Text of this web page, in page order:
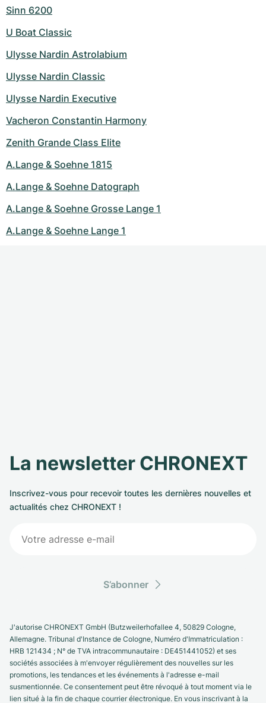
Sinn 6200
U Boat Classic
Ulysse Nardin Astrolabium
Ulysse Nardin Classic
Ulysse Nardin Executive
Vacheron Constantin Harmony
Zenith Grande Class Elite
A.Lange & Soehne 1815
A.Lange & Soehne Datograph
A.Lange & Soehne Grosse Lange 1
A.Lange & Soehne Lange 1
La newsletter CHRONEXT
Inscrivez-vous pour recevoir toutes les dernières nouvelles et
actualités chez CHRONEXT !
S’abonner
J'autorise CHRONEXT GmbH (Butzweilerhofallee 4, 50829 Cologne,
Allemagne. Tribunal d'Instance de Cologne, Numéro d'Immatriculation :
HRB 121434 ; N° de TVA intracommunautaire : DE451441052) et ses
sociétés associées à m'envoyer régulièrement des nouvelles sur les
promotions, les tendances et les événements à l'adresse e-mail
susmentionnée. Ce consentement peut être révoqué à tout moment via le
lien situé à la fin de chaque courrier électronique. En vous inscrivant à la